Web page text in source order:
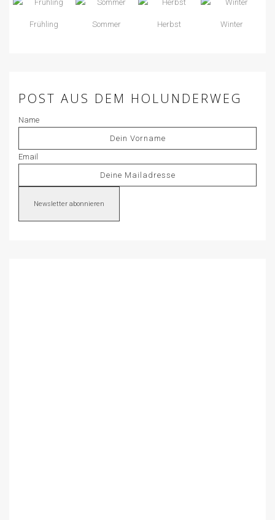
Frühling Sommer Herbst Winter
POST AUS DEM HOLUNDERWEG
Name
Email
Newsletter abonnieren